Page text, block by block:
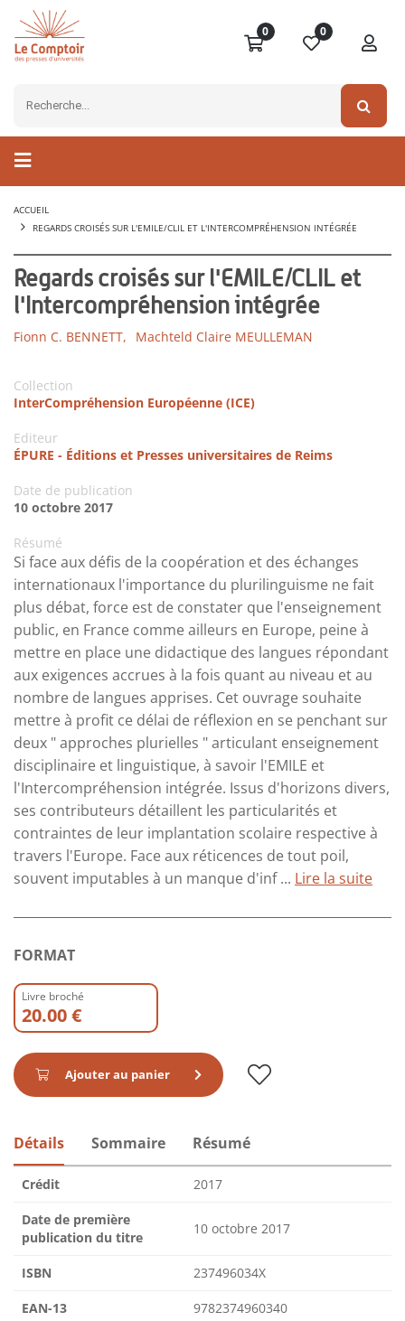
0 0
ACCUEIL
REGARDS CROISÉS SUR L'EMILE/CLIL ET L'INTERCOMPRÉHENSION INTÉGRÉE
Regards croisés sur l'EMILE/CLIL et
l'Intercompréhension intégrée
Fionn C. BENNETT, Machteld Claire MEULLEMAN
Collection
InterCompréhension Européenne (ICE)
Editeur
ÉPURE - Éditions et Presses universitaires de Reims
Date de publication
10 octobre 2017
Résumé
Si face aux défis de la coopération et des échanges
internationaux l'importance du plurilinguisme ne fait
plus débat, force est de constater que l'enseignement
public, en France comme ailleurs en Europe, peine à
mettre en place une didactique des langues répondant
aux exigences accrues à la fois quant au niveau et au
nombre de langues apprises. Cet ouvrage souhaite
mettre à profit ce délai de réflexion en se penchant sur
deux " approches plurielles " articulant enseignement
disciplinaire et linguistique, à savoir l'EMILE et
l'Intercompréhension intégrée. Issus d'horizons divers,
ses contributeurs détaillent les particularités et
contraintes de leur implantation scolaire respective à
travers l'Europe. Face aux réticences de tout poil,
souvent imputables à un manque d'inf ... Lire la suite
FORMAT
Livre broché
20.00 €
Ajouter au panier
Détails Sommaire Résumé
Crédit 2017
Date de première
publication du titre
10 octobre 2017
ISBN 237496034X
EAN-13 9782374960340